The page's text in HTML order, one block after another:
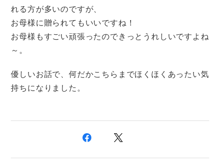
れる方が多いのですが、
お母様に贈られてもいいですね！
お母様もすごい頑張ったのできっとうれしいですよね
～。
優しいお話で、何だかこちらまでほくほくあったい気
持ちになりました。